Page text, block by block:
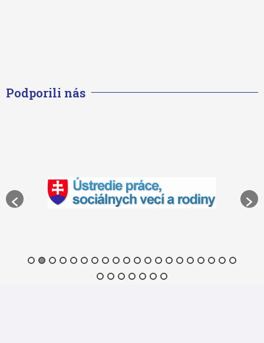
Podporili nás